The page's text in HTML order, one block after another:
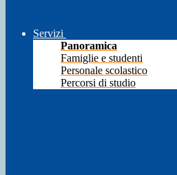
Servizi
Panoramica
Famiglie e studenti
Personale scolastico
Percorsi di studio